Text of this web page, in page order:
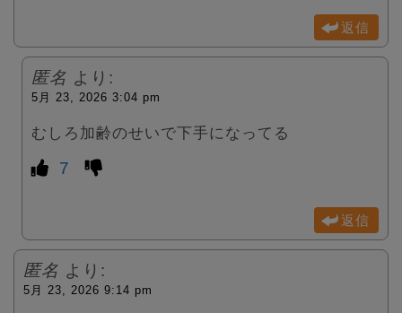
返信
匿名 より:
5月 23, 2026 3:04 pm
むしろ加齢のせいで下手になってる
7
返信
匿名 より:
5月 23, 2026 9:14 pm